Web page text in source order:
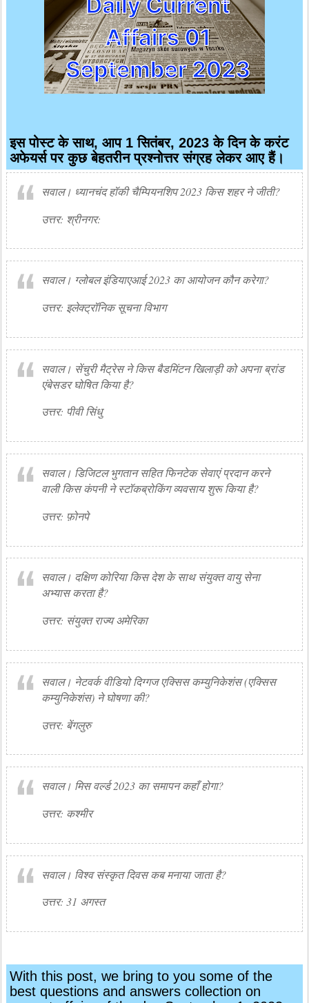
इस पोस्ट के साथ, आप 1 सितंबर, 2023 के दिन के करंट
अफेयर्स पर कुछ बेहतरीन प्रश्नोत्तर संग्रह लेकर आए हैं।
सवाल। ध्यानचंद हॉकी चैम्पियनशिप 2023 किस शहर ने जीती?
उत्तर: श्रीनगर:
सवाल। ग्लोबल इंडियाएआई 2023 का आयोजन कौन करेगा?
उत्तर: इलेक्ट्रॉनिक सूचना विभाग
सवाल। सेंचुरी मैट्रेस ने किस बैडमिंटन खिलाड़ी को अपना ब्रांड
एंबेसडर घोषित किया है?
उत्तर: पीवी सिंधु
सवाल। डिजिटल भुगतान सहित फिनटेक सेवाएं प्रदान करने
वाली किस कंपनी ने स्टॉकब्रोकिंग व्यवसाय शुरू किया है?
उत्तर: फ़ोनपे
सवाल। दक्षिण कोरिया किस देश के साथ संयुक्त वायु सेना
अभ्यास करता है?
उत्तर: संयुक्त राज्य अमेरिका
सवाल। नेटवर्क वीडियो दिग्गज एक्सिस कम्युनिकेशंस (एक्सिस
कम्युनिकेशंस) ने घोषणा की?
उत्तर: बेंगलुरु
सवाल। मिस वर्ल्ड 2023 का समापन कहाँ होगा?
उत्तर: कश्मीर
सवाल। विश्व संस्कृत दिवस कब मनाया जाता है?
उत्तर: 31 अगस्त
With this post, we bring to you some of the
best questions and answers collection on